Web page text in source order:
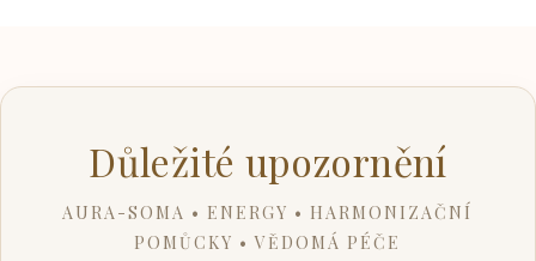
Důležité upozornění
AURA-SOMA • ENERGY • HARMONIZAČNÍ
POMŮCKY • VĚDOMÁ PÉČE